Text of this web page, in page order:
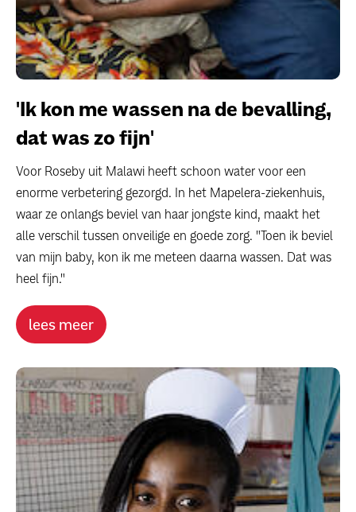
'Ik kon me wassen na de bevalling,
dat was zo fijn'
Voor Roseby uit Malawi heeft schoon water voor een
enorme verbetering gezorgd. In het Mapelera-ziekenhuis,
waar ze onlangs beviel van haar jongste kind, maakt het
alle verschil tussen onveilige en goede zorg. "Toen ik beviel
van mijn baby, kon ik me meteen daarna wassen. Dat was
heel fijn."
lees meer